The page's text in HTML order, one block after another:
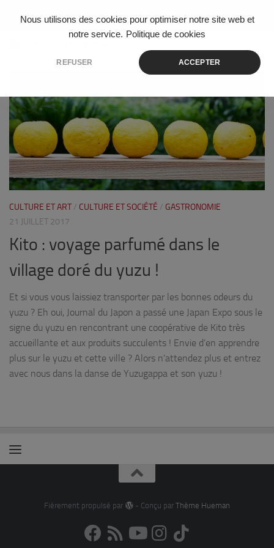
Nous utilisons des cookies pour optimiser notre site web et
notre service. Politique de cookies
REFUSER ACCEPTER
Skip to content
CULTURE ET ART / CULTURE ET SOCIÉTÉ / GASTRONOMIE
21 JUILLET 2017
Kito : voyage parfumé dans le
village doré du yuzu !
Et si vous vous laissiez transporter par les bonnes odeurs du
yuzu ? Eh oui, Journal du Japon a passé une Japan Expo sous le
signe du yuzu en rencontrant une coopérative de Kito très
accueillante et aux produits succulents ! Envie d’en apprendre
plus sur le yuzu et cette ville ? Alors n’attendez plus et entrez
avec nous dans la danse de Yuzugappa et son yuzu !
Fièrement propulsé par - Conçu par Thème Hueman